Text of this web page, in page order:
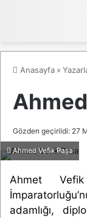
Anasayfa »
Gözden geçirildi: 27
Ahmed Vefik Paşa
Ahmet
adamlığı,